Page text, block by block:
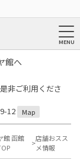
館へ
非ご利用くださ
12
Map
館 函館
店舗おスス
メ情報